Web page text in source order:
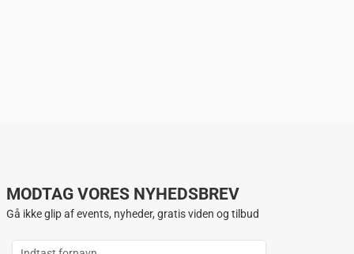
MODTAG VORES NYHEDSBREV
Gå ikke glip af events, nyheder, gratis viden og tilbud